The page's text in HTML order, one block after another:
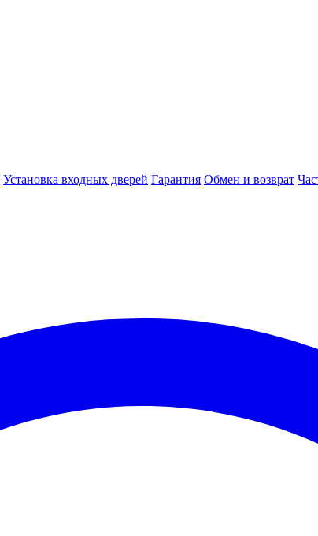
Установка входных дверей Гарантия Обмен и возврат